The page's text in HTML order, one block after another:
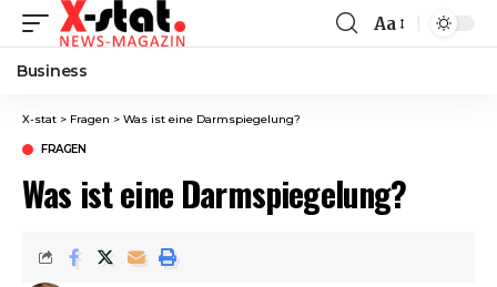
Font
Aa
Business
X-stat > Fragen > Was ist eine Darmspiegelung?
FRAGEN
Was ist eine Darmspiegelung?